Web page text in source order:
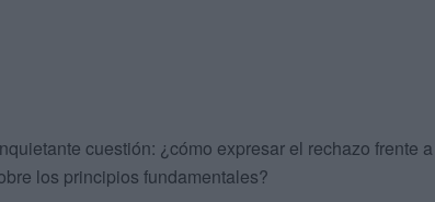
cuestión: ¿cómo expresar el rechazo frente a
los principios fundamentales?